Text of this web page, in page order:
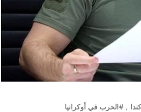
, #الحرب في أوكرانيا